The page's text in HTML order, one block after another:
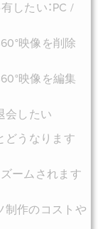
したい：PC /
映像を削除
映像を編集
会したい
どうなります
ームされます
制作のコストや